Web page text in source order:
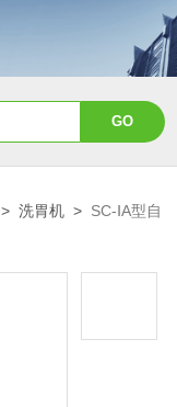
>洗胃机 > SC-ⅠA型自